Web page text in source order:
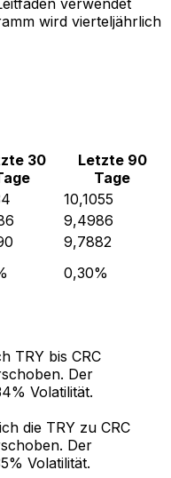
verwendet
wird vierteljährlich
30
Letzte 90
Tage
10,1055
9,4986
9,7882
0,30%
TRY bis CRC
Der
Volatilität.
die TRY zu CRC
Der
Volatilität.